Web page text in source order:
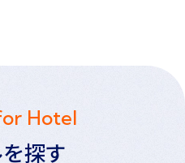
探す
Hotel